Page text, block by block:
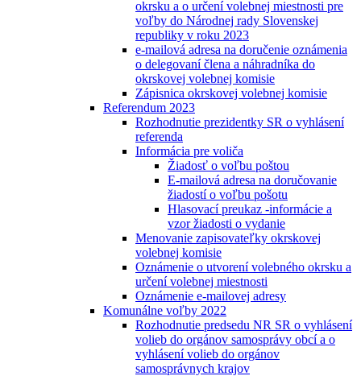
okrsku a o určení volebnej miestnosti pre
voľby do Národnej rady Slovenskej
republiky v roku 2023
e-mailová adresa na doručenie oznámenia
o delegovaní člena a náhradníka do
okrskovej volebnej komisie
Zápisnica okrskovej volebnej komisie
Referendum 2023
Rozhodnutie prezidentky SR o vyhlásení
referenda
Informácia pre voliča
Žiadosť o voľbu poštou
E-mailová adresa na doručovanie
žiadostí o voľbu pošotu
Hlasovací preukaz -informácie a
vzor žiadosti o vydanie
Menovanie zapisovateľky okrskovej
volebnej komisie
Oznámenie o utvorení volebného okrsku a
určení volebnej miestnosti
Oznámenie e-mailovej adresy
Komunálne voľby 2022
Rozhodnutie predsedu NR SR o vyhlásení
volieb do orgánov samosprávy obcí a o
vyhlásení volieb do orgánov
samosprávnych krajov